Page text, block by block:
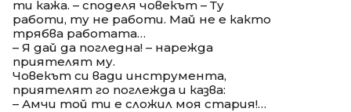
ти кажа. – споделя човекът – Ту
работи, ту не работи. Май не е както
трябва работата…
– Я дай да погледна! – нарежда
приятелят му.
Човекът си вади инструмента,
приятелят го поглежда и казва:
– Амчи той ти е сложил моя стария!…